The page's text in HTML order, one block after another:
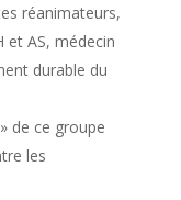
réanimateurs,
et AS, médecin
durable du
de ce groupe
les